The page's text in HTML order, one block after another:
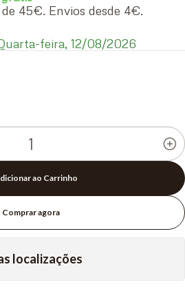
45€. Envios desde 4€.
feira, 12/08/2026
ao Carrinho
Comprar agora
localizações